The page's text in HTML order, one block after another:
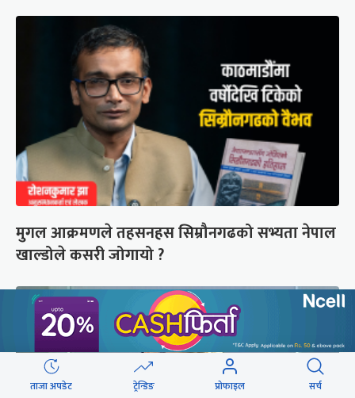
मुगल आक्रमणले तहसनहस सिम्रौनगढको सभ्यता नेपाल
खाल्डोले कसरी जोगायो ?
ताजा अपडेट ट्रेन्डिङ प्रोफाइल सर्च